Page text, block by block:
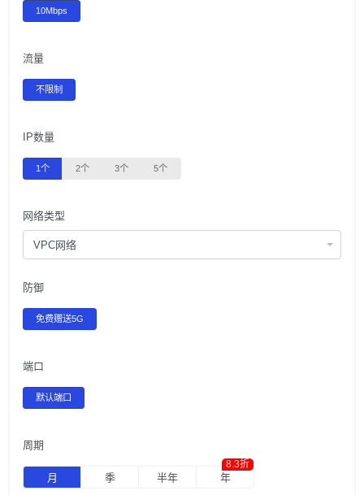
10Mbps
流量
不限制
IP数量
1个 2个 3个 5个
网络类型
VPC网络
防御
免费赠送5G
端口
默认端口
周期
月 季 半年 年
8.3折